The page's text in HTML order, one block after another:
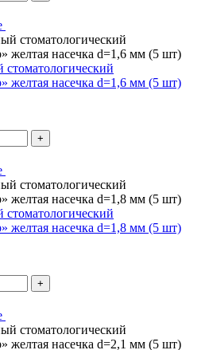
желтая насечка d=1,6 мм (5 шт)
+
желтая насечка d=1,8 мм (5 шт)
+